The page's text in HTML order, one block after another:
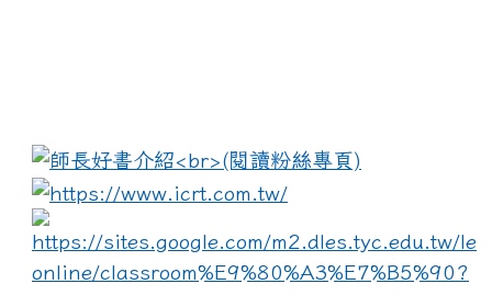
link to https://